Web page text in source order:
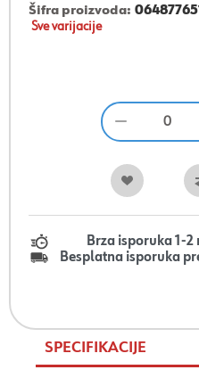
Šifra proizvoda:
Sve varijacije
Brza isporuka 1-
Besplatna isporuka
SPECIFIKACIJE